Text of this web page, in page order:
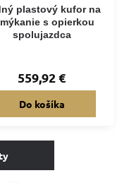
plastový kufor na
s opierkou
spolujazdca
559,92 €
Do košíka